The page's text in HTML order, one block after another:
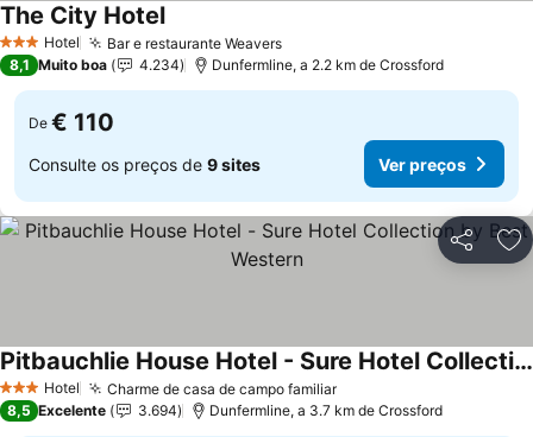
3 EstrelasHotel Bar e restaurante WeaversVer preços
The City HotelVer preços
8,1 Muito boa 4.234 Dunfermline, a 2.2 km de Crossford
De € 110
Consulte os preços de 9 sites Ver preços
Partilhar
3 EstrelasHotel Charme de casa de campo familiarVer preços
Pitbauchlie House Hotel - Sure Hotel Collection by Best Western
Ver preços
8,5 Excelente 3.694 Dunfermline, a 3.7 km de Crossford